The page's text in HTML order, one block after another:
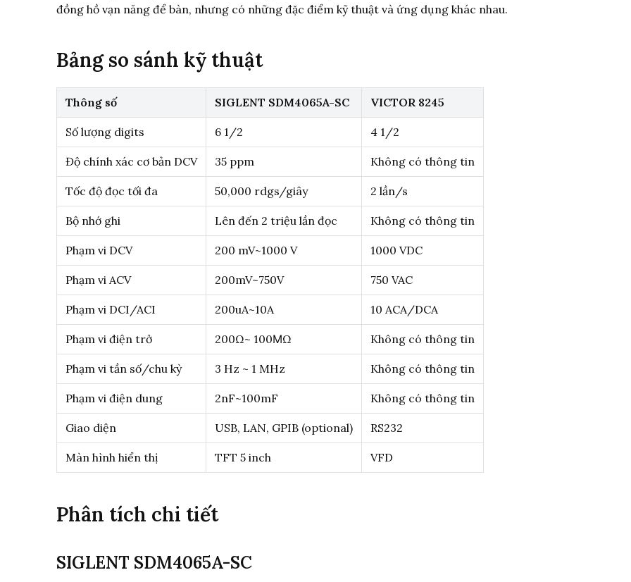
đồng hồ vạn năng để bàn, nhưng có những đặc điểm kỹ thuật và ứng dụng khác nhau.
Bảng so sánh kỹ thuật
Thông số SIGLENT SDM4065A-SC VICTOR 8245
Số lượng digits 6 1/2 4 1/2
Độ chính xác cơ bản DCV 35 ppm Không có thông tin
Tốc độ đọc tối đa 50,000 rdgs/giây 2 lần/s
Bộ nhớ ghi Lên đến 2 triệu lần đọc Không có thông tin
Phạm vi DCV 200 mV~1000 V 1000 VDC
Phạm vi ACV 200mV~750V 750 VAC
Phạm vi DCI/ACI 200uA~10A 10 ACA/DCA
Phạm vi điện trở 200Ω~ 100ΜΩ Không có thông tin
Phạm vi tần số/chu kỳ 3 Hz ~ 1 MHz Không có thông tin
Phạm vi điện dung 2nF~100mF Không có thông tin
Giao diện USB, LAN, GPIB (optional) RS232
Màn hình hiển thị TFT 5 inch VFD
Phân tích chi tiết
SIGLENT SDM4065A-SC